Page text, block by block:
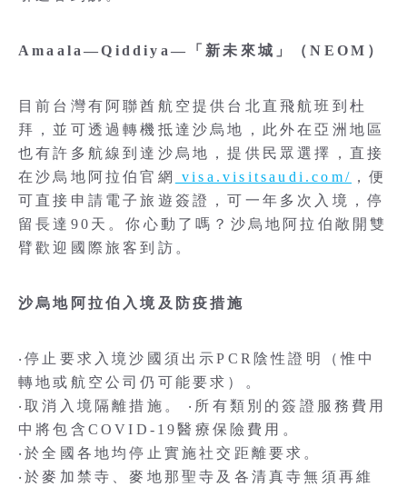
Amaala—Qiddiya—「新未來城」（NEOM）
目前台灣有阿聯酋航空提供台北直飛航班到杜
拜，並可透過轉機抵達沙烏地，此外在亞洲地區
也有許多航線到達沙烏地，提供民眾選擇，直接
在沙烏地阿拉伯官網
visa.visitsaudi.com/ ，便
可直接申請電子旅遊簽證，可一年多次入境，停
留長達90天。你心動了嗎？沙烏地阿拉伯敞開雙
臂歡迎國際旅客到訪。
沙烏地阿拉伯入境及防疫措施
‧停止要求入境沙國須出示PCR陰性證明（惟中
轉地或航空公司仍可能要求）。
‧取消入境隔離措施。 ‧所有類別的簽證服務費用
中將包含COVID-19醫療保險費用。
‧於全國各地均停止實施社交距離要求。
‧於麥加禁寺、麥地那聖寺及各清真寺無須再維